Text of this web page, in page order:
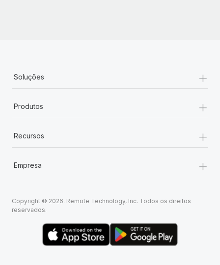
Soluções +
Produtos +
Recursos +
Empresa +
Copyright © 2026. Remote Technology, Inc. Todos os direitos
reservados.